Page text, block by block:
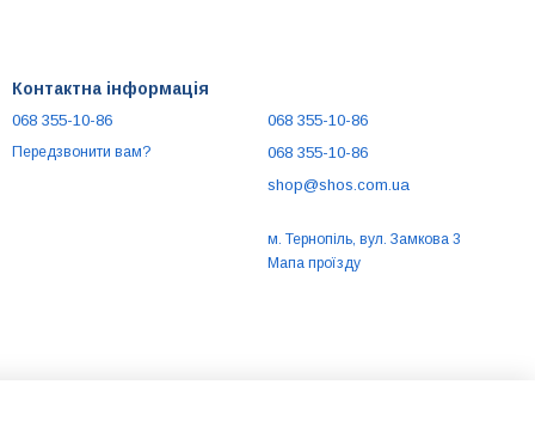
Контактна інформація
068 355-10-86
Передзвонити вам?
068 355-10-86
068 355-10-86
shop@shos.com.ua
м. Тернопіль, вул. Замкова 3
Мапа проїзду